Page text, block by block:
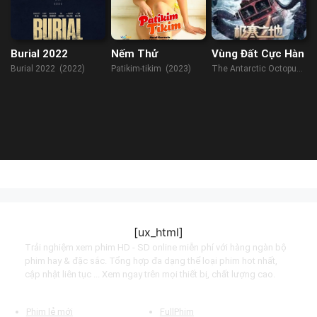
Burial 2022
Burial 2022 (2022)
Nếm Thử
Patikim-tikim (2023)
Vùng Đất Cực Hàn
The Antarctic Octopus